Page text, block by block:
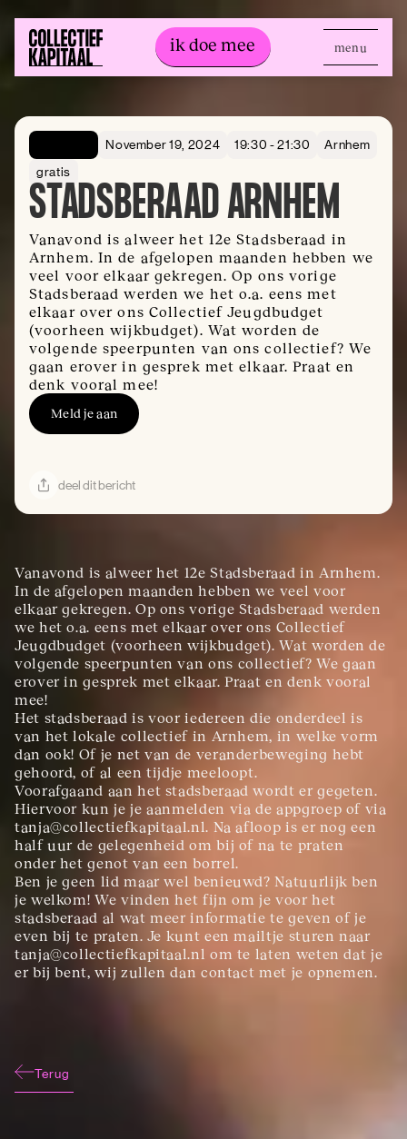
menu
ik doe mee
ik doe mee
November 19, 2024 19:30 - 21:30
Arnhem
gratis
STADSBERAAD ARNHEM
Vanavond is alweer het 12e Stadsberaad in
Arnhem. In de afgelopen maanden hebben we
veel voor elkaar gekregen. Op ons vorige
Stadsberaad werden we het o.a. eens met
elkaar over ons Collectief Jeugdbudget
(voorheen wijkbudget). Wat worden de
volgende speerpunten van ons collectief? We
gaan erover in gesprek met elkaar. Praat en
denk vooral mee!
Meld je aan
deel dit bericht
Vanavond is alweer het 12e Stadsberaad in Arnhem.
In de afgelopen maanden hebben we veel voor
elkaar gekregen. Op ons vorige Stadsberaad werden
we het o.a. eens met elkaar over ons Collectief
Jeugdbudget (voorheen wijkbudget). Wat worden de
volgende speerpunten van ons collectief? We gaan
erover in gesprek met elkaar. Praat en denk vooral
mee!
Het stadsberaad is voor iedereen die onderdeel is
van het lokale collectief in Arnhem, in welke vorm
dan ook! Of je net van de veranderbeweging hebt
gehoord, of al een tijdje meeloopt.
Voorafgaand aan het stadsberaad wordt er gegeten.
Hiervoor kun je je aanmelden via de appgroep of via
tanja@collectiefkapitaal.nl. Na afloop is er nog een
half uur de gelegenheid om bij of na te praten
onder het genot van een borrel.
Ben je geen lid maar wel benieuwd? Natuurlijk ben
je welkom! We vinden het fijn om je voor het
stadsberaad al wat meer informatie te geven of je
even bij te praten. Je kunt een mailtje sturen naar
tanja@collectiefkapitaal.nl om te laten weten dat je
er bij bent, wij zullen dan contact met je opnemen.
Terug